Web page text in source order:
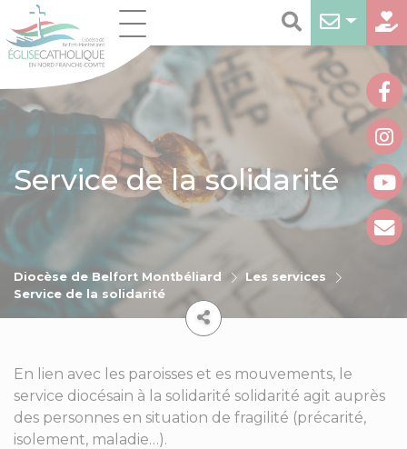
Service de la solidarité
Diocèse de Belfort Montbéliard
Les services
Service de la solidarité
En lien avec les paroisses et es mouvements, le
service diocésain à la solidarité solidarité agit auprès
des personnes en situation de fragilité (précarité,
isolement, maladie…).